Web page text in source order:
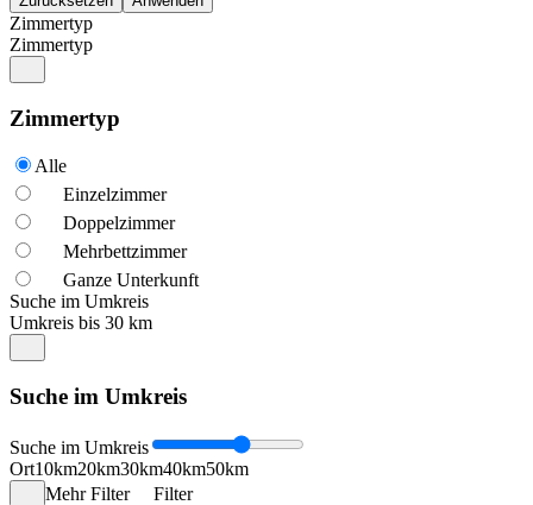
Zimmertyp
Zimmertyp
Zimmertyp
Alle
Einzelzimmer
Doppelzimmer
Mehrbettzimmer
Ganze Unterkunft
Suche im Umkreis
Umkreis bis 30 km
Suche im Umkreis
Suche im Umkreis
Ort10km20km30km40km50km
Mehr Filter
Filter